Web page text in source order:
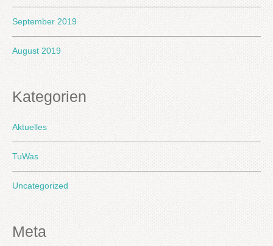
September 2019
August 2019
Kategorien
Aktuelles
TuWas
Uncategorized
Meta